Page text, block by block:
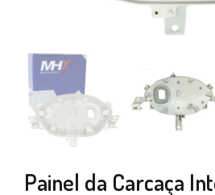
Painel da Carcaça